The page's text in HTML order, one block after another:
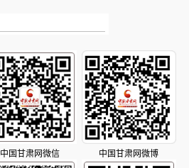
中国甘肃网微信 中国甘肃网微博